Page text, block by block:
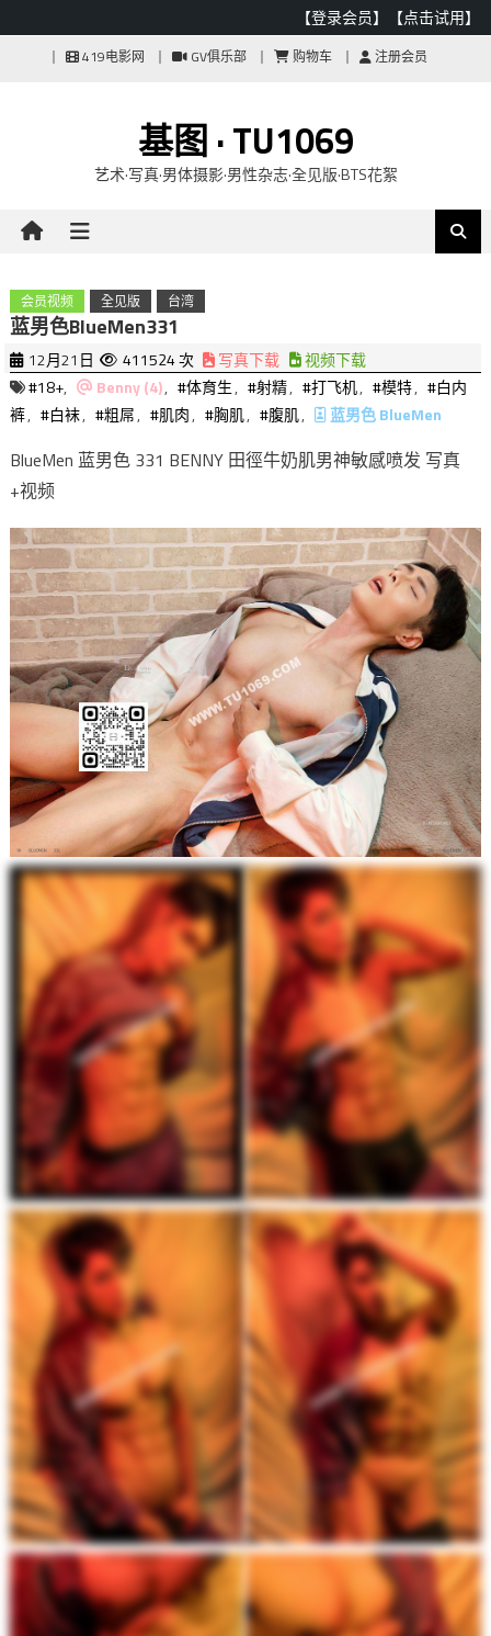
【登录会员】 【点击试用】
419电影网 GV俱乐部 购物车 注册会员
基图 · TU1069
艺术·写真·男体摄影·男性杂志·全见版·BTS花絮
会员视频 全见版 台湾
蓝男色BlueMen331
12月21日 411524 次 写真下载
视频下载
#18+, Benny (4), #体育生, #射精, #打飞机, #模特, #白内
裤, #白袜, #粗屌, #肌肉, #胸肌, #腹肌, 蓝男色 BlueMen
BlueMen 蓝男色 331 BENNY 田徑牛奶肌男神敏感喷发 写真
+视频